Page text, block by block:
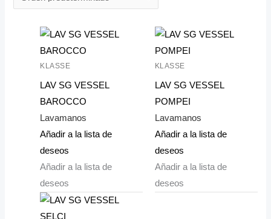
KLASSE
LAV SG VESSEL
BAROCCO
Lavamanos
Añadir a la lista de
deseos
Añadir a la lista de
deseos
KLASSE
LAV SG VESSEL
POMPEI
Lavamanos
Añadir a la lista de
deseos
Añadir a la lista de
deseos